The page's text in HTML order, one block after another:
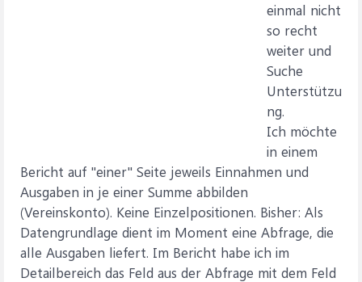
einmal nicht
so recht
weiter und
Suche
Unterstützu
ng.
Ich möchte
in einem
Bericht auf "einer" Seite jeweils Einnahmen und
Ausgaben in je einer Summe abbilden
(Vereinskonto). Keine Einzelpositionen. Bisher: Als
Datengrundlage dient im Moment eine Abfrage, die
alle Ausgaben liefert. Im Bericht habe ich im
Detailbereich das Feld aus der Abfrage mit dem Feld